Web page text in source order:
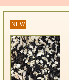
NEW